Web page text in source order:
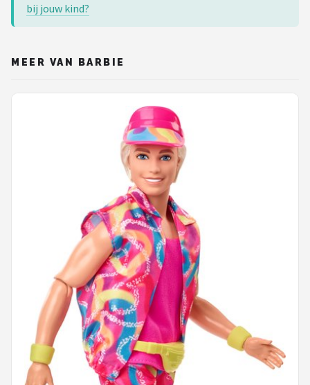
bij jouw kind?
MEER VAN BARBIE